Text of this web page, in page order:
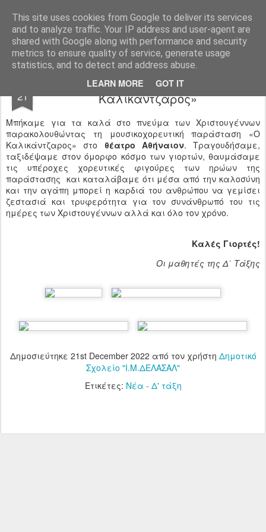
This site uses cookies from Google to deliver its services
and to analyze traffic. Your IP address and user-agent are
shared with Google along with performance and security
metrics to ensure quality of service, generate usage
statistics, and to detect and address abuse.
LEARN MORE GOT IT
Ιδιωτικό Δημοτικό Σχολείο "Ι.Μ.ΔΕΛΑΣΑΛ"
21
Θεατρική παράσταση «Ο
Καλικάντζαρος»
Μπήκαμε για τα καλά στο πνεύμα των Χριστουγέννων
παρακολουθώντας τη μουσικοχορευτική παράσταση «Ο
Καλικάντζαρος» στο θέατρο Αθήναιον. Τραγουδήσαμε,
ταξιδέψαμε στον όμορφο κόσμο των γιορτών, θαυμάσαμε
τις υπέροχες χορευτικές φιγούρες των ηρώων της
παράστασης και καταλάβαμε ότι μέσα από την καλοσύνη
και την αγάπη μπορεί η καρδιά του ανθρώπου να γεμίσει
ζεστασιά και τρυφερότητα για τον συνάνθρωπό του τις
ημέρες των Χριστουγέννων αλλά και όλο τον χρόνο.
Καλές Γιορτές!
Οι μαθητές της Δ΄ Τάξης
Δημοσιεύτηκε 21st December 2022 από τον χρήστη Δημοτικό
Σχολείο "Ι.Μ.ΔΕΛΑΣΑΛ"
Ετικέτες: Νέα - Δ' τάξη